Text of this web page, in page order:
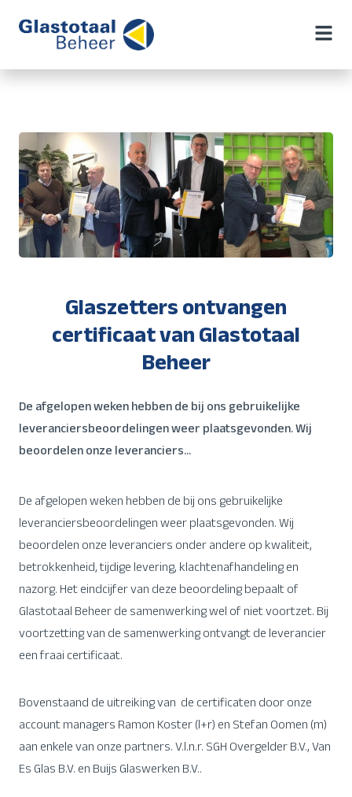
Glaszetters ontvangen
certificaat van Glastotaal
Beheer
De afgelopen weken hebben de bij ons gebruikelijke
leveranciersbeoordelingen weer plaatsgevonden. Wij
beoordelen onze leveranciers...
De afgelopen weken hebben de bij ons gebruikelijke
leveranciersbeoordelingen weer plaatsgevonden. Wij
beoordelen onze leveranciers onder andere op kwaliteit,
betrokkenheid, tijdige levering, klachtenafhandeling en
nazorg. Het eindcijfer van deze beoordeling bepaalt of
Glastotaal Beheer de samenwerking wel of niet voortzet. Bij
voortzetting van de samenwerking ontvangt de leverancier
een fraai certificaat.
Bovenstaand de uitreiking van de certificaten door onze
account managers Ramon Koster (l+r) en Stefan Oomen (m)
aan enkele van onze partners. V.l.n.r. SGH Overgelder B.V., Van
Es Glas B.V. en Buijs Glaswerken B.V..